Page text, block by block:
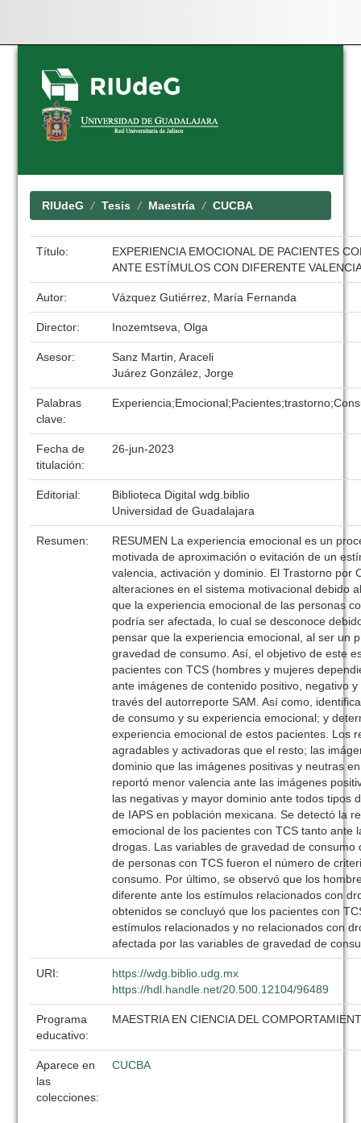
Skip
navigation
RIUdeG Tesis Maestría CUCBA
Título:
EXPERIENCIA EMOCIONAL DE PACIENTES
ANTE ESTÍMULOS CON DIFERENTE
Autor: Vázquez Gutiérrez, María Fernanda
Director: Inozemtseva, Olga
Asesor:
Sanz Martin, Araceli
Juárez González, Jorge
Palabras
clave:
Fecha de
titulación:
26-jun-2023
Editorial:
Biblioteca Digital wdg.biblio
Universidad de Guadalajara
Resumen:
RESUMEN La experiencia emocional es un
motivada de aproximación o evitación de un
valencia, activación y dominio. El Trastorno por
alteraciones en el sistema motivacional debido
que la experiencia emocional de las personas
podría ser afectada, lo cual se desconoce
pensar que la experiencia emocional, al ser un
gravedad de consumo. Así, el objetivo de este
pacientes con TCS (hombres y mujeres
ante imágenes de contenido positivo, negativo
través del autorreporte SAM. Así como,
de consumo y su experiencia emocional; y
experiencia emocional de estos pacientes. Los
agradables y activadoras que el resto; las
dominio que las imágenes positivas y neutras
reportó menor valencia ante las imágenes
las negativas y mayor dominio ante todos tipos
de IAPS en población mexicana. Se detectó la
emocional de los pacientes con TCS tanto
drogas. Las variables de gravedad de
de personas con TCS fueron el número de
consumo. Por último, se observó que los
diferente ante los estímulos relacionados con
obtenidos se concluyó que los pacientes con
estímulos relacionados y no relacionados con
afectada por las variables de gravedad de
URI:
https://wdg.biblio.udg.mx
https://hdl.handle.net/20.500.12104/96489
Programa
educativo:
MAESTRIA EN CIENCIA DEL
Aparece en
las
colecciones:
CUCBA